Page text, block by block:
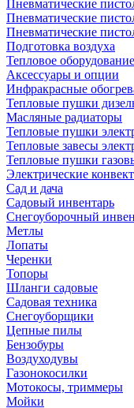
Пневматические
Пневматические
Пневматические
Подготовка воздуха
Тепловое оборудование
Аксессуары и опции
Инфракрасные
Тепловые пушки
Масляные радиаторы
Тепловые пушки
Тепловые завесы
Тепловые пушки
Электрические
Сад и дача
Садовый инвентарь
Снегоуборочный
Метлы
Лопаты
Черенки
Топоры
Шланги садовые
Садовая техника
Снегоуборщики
Цепные пилы
Бензобуры
Воздуходувы
Газонокосилки
Мотокосы, триммеры
Мойки